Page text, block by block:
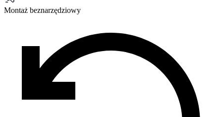
Montaż beznarzędziowy